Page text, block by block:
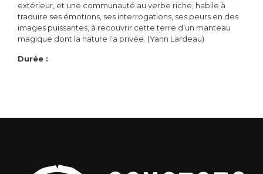
extérieur, et une communauté au verbe riche, habile à
traduire ses émotions, ses interrogations, ses peurs en des
images puissantes, à recouvrir cette terre d’un manteau
magique dont la nature l’a privée. (Yann Lardeau)
Durée :